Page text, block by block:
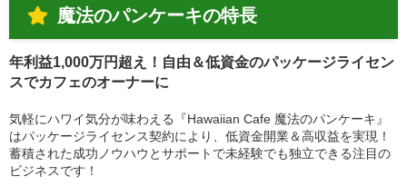
魔法のパンケーキの特長
年利益1,000万円超え！自由＆低資金のパッケージライセン
スでカフェのオーナーに
気軽にハワイ気分が味わえる『Hawaiian Cafe 魔法のパンケーキ』
はパッケージライセンス契約により、低資金開業＆高収益を実現！
蓄積された成功ノウハウとサポートで未経験でも独立できる注目の
ビジネスです！